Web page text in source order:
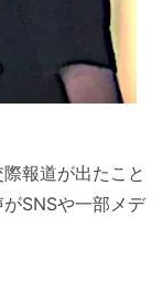
報道が出たこと
がSNSや一部メデ